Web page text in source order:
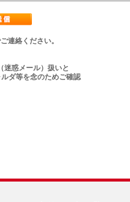
連絡ください。
迷惑メール）扱いと
ダ等を念のためご確認